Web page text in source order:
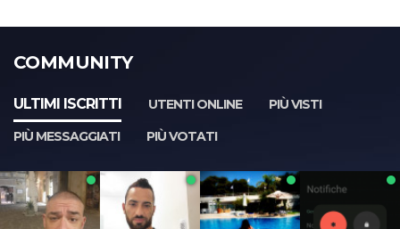
COMMUNITY
ULTIMI ISCRITTI UTENTI ONLINE
PIÙ VISTI
PIÙ MESSAGGIATI
PIÙ VOTATI